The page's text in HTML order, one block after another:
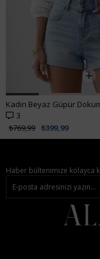
3
₺399,99
₺769,99
Haber bültenimize kolayca